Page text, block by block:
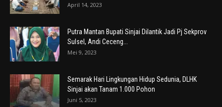
April 14, 2023
Putra Mantan Bupati Sinjai Dilantik Jadi Pj Sekprov
Sulsel, Andi Ceceng...
Mei 9, 2023
Semarak Hari Lingkungan Hidup Sedunia, DLHK
Sinjai akan Tanam 1.000 Pohon
Juni 5, 2023